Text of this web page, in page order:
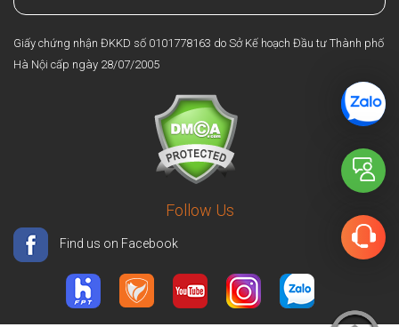
Follow Us
Find us on Facebook
Giấy chứng nhận ĐKKD số 0101778163 do Sở Kế hoạch Đầu tư Thành phố
Hà Nội cấp ngày 28/07/2005